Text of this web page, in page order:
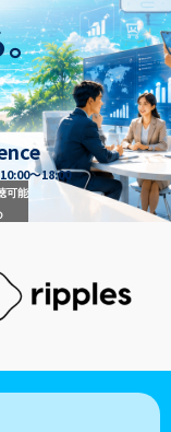
～18:00
可能